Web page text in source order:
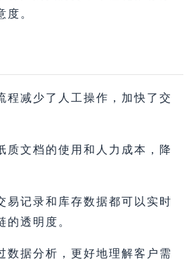
度。
程减少了人工操作，加快了交
质文档的使用和人力成本，降
易记录和库存数据都可以实时
的透明度。
数据分析，更好地理解客户需